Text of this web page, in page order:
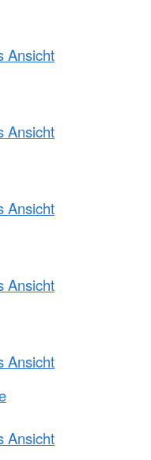
Ansicht
Ansicht
Ansicht
Ansicht
Ansicht
Ansicht